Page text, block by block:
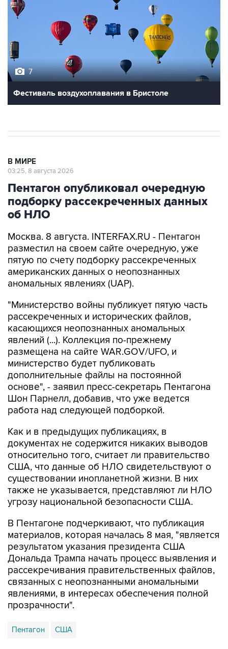
7
Фестиваль воздухоплавания в Бристоле
В МИРЕ
03:25, 8 августа 2026
Пентагон опубликовал очередную
подборку рассекреченных данных
об НЛО
Москва. 8 августа. INTERFAX.RU - Пентагон
разместил на своем сайте очередную, уже
пятую по счету подборку рассекреченных
американских данных о неопознанных
аномальных явлениях (UAP).
"Министерство войны публикует пятую часть
рассекреченных и исторических файлов,
касающихся неопознанных аномальных
явлений (...). Коллекция по-прежнему
размещена на сайте WAR.GOV/UFO, и
министерство будет публиковать
дополнительные файлы на постоянной
основе", - заявил пресс-секретарь Пентагона
Шон Парнелл, добавив, что уже ведется
работа над следующей подборкой.
Как и в предыдущих публикациях, в
документах не содержится никаких выводов
относительно того, считает ли правительство
США, что данные об НЛО свидетельствуют о
существовании инопланетной жизни. В них
также не указывается, представляют ли НЛО
угрозу национальной безопасности США.
В Пентагоне подчеркивают, что публикация
материалов, которая началась 8 мая, "является
результатом указания президента США
Дональда Трампа начать процесс выявления и
рассекречивания правительственных файлов,
связанных с неопознанными аномальными
явлениями, в интересах обеспечения полной
прозрачности".
Пентагон США